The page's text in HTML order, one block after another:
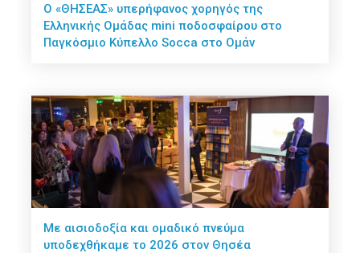
O «ΘΗΣΕΑΣ» υπερήφανος χορηγός της
Ελληνικής Ομάδας mini ποδοσφαίρου στο
Παγκόσμιο Κύπελλο Socca στο Ομάν
Με αισιοδοξία και ομαδικό πνεύμα
υποδεχθήκαμε το 2026 στον Θησέα